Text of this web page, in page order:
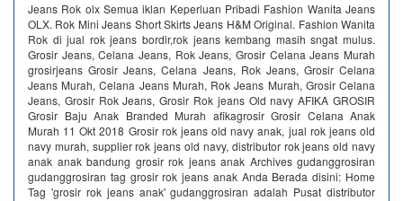
Jeans Rok olx Semua iklan Keperluan Pribadi Fashion Wanita Jeans
OLX. Rok Mini Jeans Short Skirts Jeans H&M Original. Fashion Wanita
Rok di jual rok jeans bordir,rok jeans kembang masih sngat mulus.
Grosir Jeans, Celana Jeans, Rok Jeans, Grosir Celana Jeans Murah
grosirjeans Grosir Jeans, Celana Jeans, Rok Jeans, Grosir Celana
Jeans Murah, Celana Jeans Murah, Rok Jeans Murah, Grosir Celana
Jeans, Grosir Rok Jeans, Grosir Rok jeans Old navy AFIKA GROSIR
Grosir Baju Anak Branded Murah afikagrosir Grosir Celana Anak
Murah 11 Okt 2018 Grosir rok jeans old navy anak, jual rok jeans old
navy murah, supplier rok jeans old navy, distributor rok jeans old navy
anak anak bandung grosir rok jeans anak Archives gudanggrosiran
gudanggrosiran tag grosir rok jeans anak Anda Berada disini: Home
Tag 'grosir rok jeans anak' gudanggrosiran adalah Pusat distributor